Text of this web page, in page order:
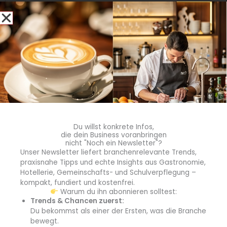
Tanqueray Aperitivo Spritz
Citrus Garden Spritz
Déjà-Vu Vintage Diaries
Dinkel-Taboulé mit zitroniger Rote-Bete-Sauce
an gerösteten Blumenkohl-Steaks
Linsen-Bolognese mit krossem veganen Bacon-
Topping
Mexikanische Tacos mit Pulled Pork aus New-
Meat
Du willst konkrete Infos,
die dein Business voranbringen
nicht "Noch ein Newsletter"?
Unser Newsletter liefert branchenrelevante Trends,
praxisnahe Tipps und echte Insights aus Gastronomie,
Hotellerie, Gemeinschafts- und Schulverpflegung –
kompakt, fundiert und kostenfrei.
Warum du ihn abonnieren solltest:
Trends & Chancen zuerst:
Du bekommst als einer der Ersten, was die Branche
bewegt.